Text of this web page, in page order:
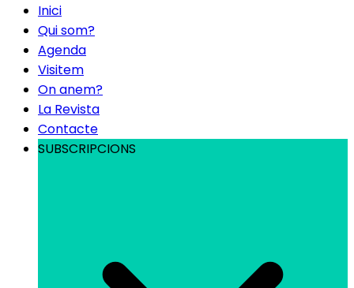
Inici
Qui som?
Agenda
Visitem
On anem?
La Revista
Contacte
SUBSCRIPCIONS